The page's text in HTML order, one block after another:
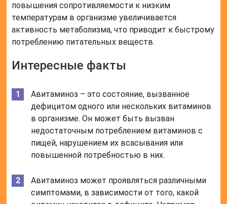
повышения сопротивляемости к низким
температурам в организме увеличивается
активность метаболизма, что приводит к быстрому
потреблению питательных веществ.
Интересные факты
Авитаминоз – это состояние, вызванное
дефицитом одного или нескольких витаминов
в организме. Он может быть вызван
недостаточным потреблением витаминов с
пищей, нарушением их всасывания или
повышенной потребностью в них.
Авитаминоз может проявляться различными
симптомами, в зависимости от того, какой